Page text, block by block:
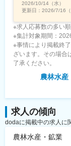
2026/10/14（水）
更新日： 2026/7/16（
※求人応募数の多い
※集計対象期間：
※事情により掲載終
ざいます。その場合
了承ください。
農林水産
求人の傾向
dodaに掲載中の求人に
農林水産・鉱業